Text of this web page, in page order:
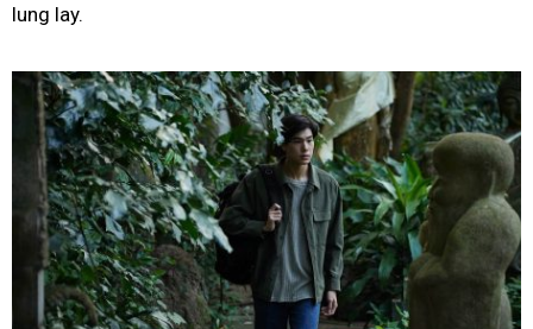
lung lay.